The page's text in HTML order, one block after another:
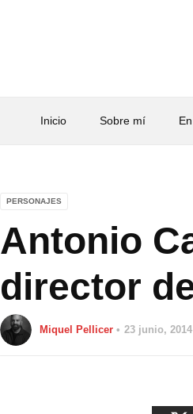
Inicio Sobre mí
PERSONAJES
Antonio
director
Miquel Pellicer 23 junio, 2014